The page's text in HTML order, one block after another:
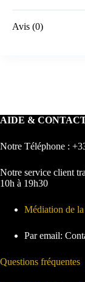
Avis (0)
AIDE &
Notre Téléphone :
Notre service client
10h à 19h30
Médiation de
Par email:
Questions fréquentes